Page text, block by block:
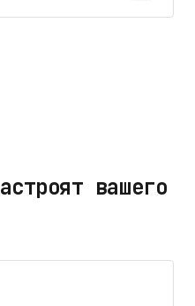
вашего